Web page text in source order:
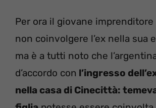
Per ora il giovane
non coinvolgere l’ex nella sua
ma è a tutti noto che
d’accordo con l’ingresso
nella casa di Cinecittà: